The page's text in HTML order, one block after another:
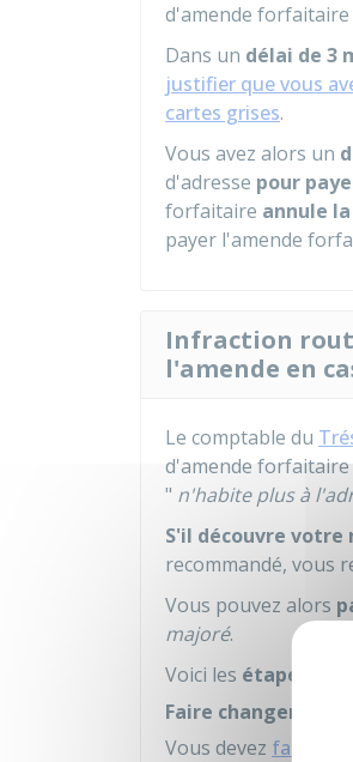
d'amende forfaitaire
Dans un délai de 3
justifier que vous
cartes grises.
Vous avez alors un
d'adresse pour
forfaitaire annule
payer l'amende
Infraction
l'amende en
Le comptable du
d'amende
" n'habite plus à
S'il découvre votre
recommandé, vous
Vous pouvez alors
majoré.
Voici les étapes à
Faire changer
Vous devez faire le